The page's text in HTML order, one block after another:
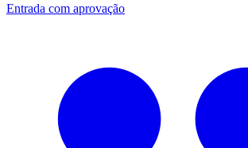
Entrada com aprovação